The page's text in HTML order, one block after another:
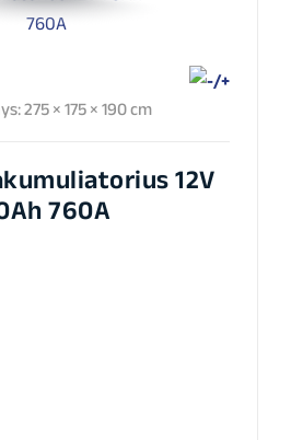
275 × 175 × 190 cm
12V
760A